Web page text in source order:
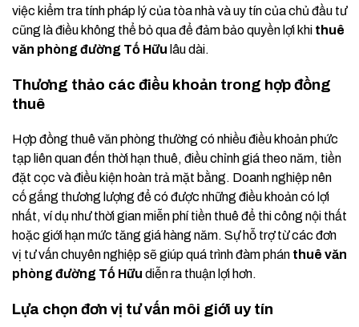
việc kiểm tra tính pháp lý của tòa nhà và uy tín của chủ đầu tư
cũng là điều không thể bỏ qua để đảm bảo quyền lợi khi thuê
văn phòng đường Tố Hữu lâu dài.
Thương thảo các điều khoản trong hợp đồng
thuê
Hợp đồng thuê văn phòng thường có nhiều điều khoản phức
tạp liên quan đến thời hạn thuê, điều chỉnh giá theo năm, tiền
đặt cọc và điều kiện hoàn trả mặt bằng. Doanh nghiệp nên
cố gắng thương lượng để có được những điều khoản có lợi
nhất, ví dụ như thời gian miễn phí tiền thuê để thi công nội thất
hoặc giới hạn mức tăng giá hàng năm. Sự hỗ trợ từ các đơn
vị tư vấn chuyên nghiệp sẽ giúp quá trình đàm phán thuê văn
phòng đường Tố Hữu diễn ra thuận lợi hơn.
Lựa chọn đơn vị tư vấn môi giới uy tín